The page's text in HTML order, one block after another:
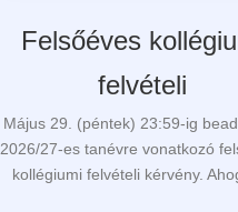
Felsőéves
felvételi
Május 29. (péntek) 23:59-ig
2026/27-es tanévre vonatkozó
kollégiumi felvételi kérvény.